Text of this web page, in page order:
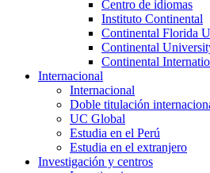
Centro de idiomas
Instituto Continental
Continental Florida
Continental
Continental
Internacional
Internacional
Doble titulación
UC Global
Estudia en el Perú
Estudia en el extranjero
Investigación y centros